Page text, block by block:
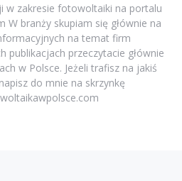
w zakresie fotowoltaiki na portalu
W branży skupiam się głównie na
na temat firm
publikacjach przeczytacie głównie
w Polsce. Jeżeli trafisz na jakiś
do mnie na skrzynkę